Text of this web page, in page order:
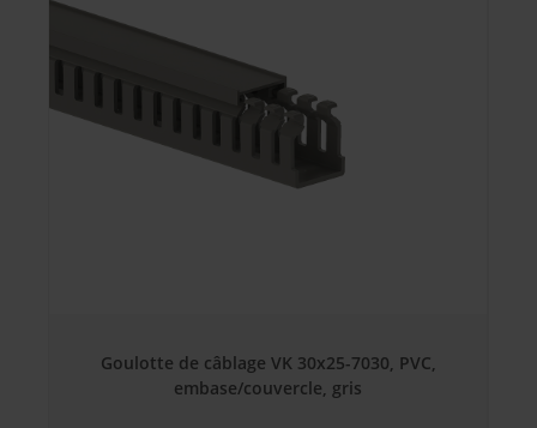
Goulotte de câblage VK 30x25-7030, PVC,
embase/couvercle, gris